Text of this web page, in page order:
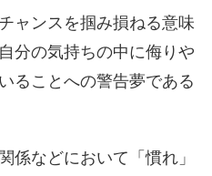
ャンスを掴み損ねる意味
分の気持ちの中に侮りや
ることへの警告夢である
係などにおいて「慣れ」